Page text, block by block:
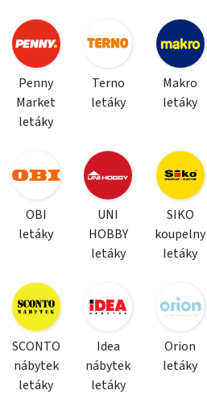
Penny
Market
letáky
Terno
letáky
Makro
letáky
OBI
letáky
UNI
HOBBY
letáky
SIKO
koupelny
letáky
SCONTO
nábytek
letáky
Idea
nábytek
letáky
Orion
letáky